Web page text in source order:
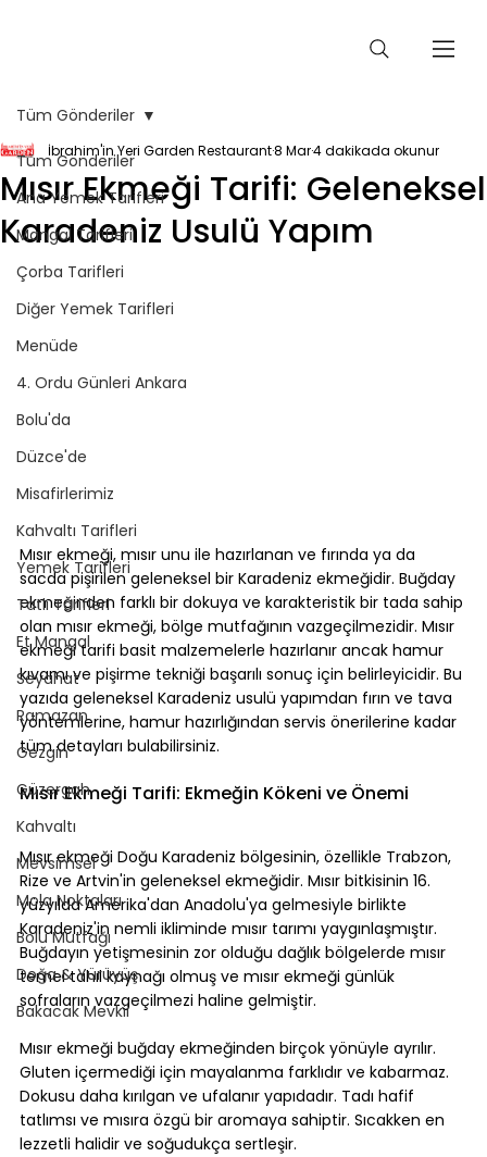
Tüm Gönderiler
Ana Yemek Tarifleri
Mangal Tarifleri
Çorba Tarifleri
Diğer Yemek Tarifleri
Menüde
4. Ordu Günleri Ankara
Bolu'da
Düzce'de
Misafirlerimiz
Kahvaltı Tarifleri
Yemek Tarifleri
Tatlı Tarifleri
Et Mangal
Seyahat
Ramazan
Gezgin
Güzergah
Kahvaltı
Mevsimsel
Mola Noktaları
Bolu Mutfağı
Doğa & Yürüyüş
Bakacak Mevkii
Tüm Gönderiler
Mısır Ekmeği Tarifi: Geleneksel
Karadeniz Usulü Yapım
İbrahim'in Yeri Garden Restaurant8 Mar4 dakikada okunur
Mısır ekmeği, mısır unu ile hazırlanan ve fırında ya da
sacda pişirilen geleneksel bir Karadeniz ekmeğidir. Buğday
ekmeğinden farklı bir dokuya ve karakteristik bir tada sahip
olan mısır ekmeği, bölge mutfağının vazgeçilmezidir. Mısır
ekmeği tarifi basit malzemelerle hazırlanır ancak hamur
kıvamı ve pişirme tekniği başarılı sonuç için belirleyicidir. Bu
yazıda geleneksel Karadeniz usulü yapımdan fırın ve tava
yöntemlerine, hamur hazırlığından servis önerilerine kadar
tüm detayları bulabilirsiniz.
Mısır Ekmeği Tarifi: Ekmeğin Kökeni ve Önemi
Mısır ekmeği Doğu Karadeniz bölgesinin, özellikle Trabzon,
Rize ve Artvin'in geleneksel ekmeğidir. Mısır bitkisinin 16.
yüzyılda Amerika'dan Anadolu'ya gelmesiyle birlikte
Karadeniz'in nemli ikliminde mısır tarımı yaygınlaşmıştır.
Buğdayın yetişmesinin zor olduğu dağlık bölgelerde mısır
temel tahıl kaynağı olmuş ve mısır ekmeği günlük
sofraların vazgeçilmezi haline gelmiştir.
Mısır ekmeği buğday ekmeğinden birçok yönüyle ayrılır.
Gluten içermediği için mayalanma farklıdır ve kabarmaz.
Dokusu daha kırılgan ve ufalanır yapıdadır. Tadı hafif
tatlımsı ve mısıra özgü bir aromaya sahiptir. Sıcakken en
lezzetli halidir ve soğudukça sertleşir.